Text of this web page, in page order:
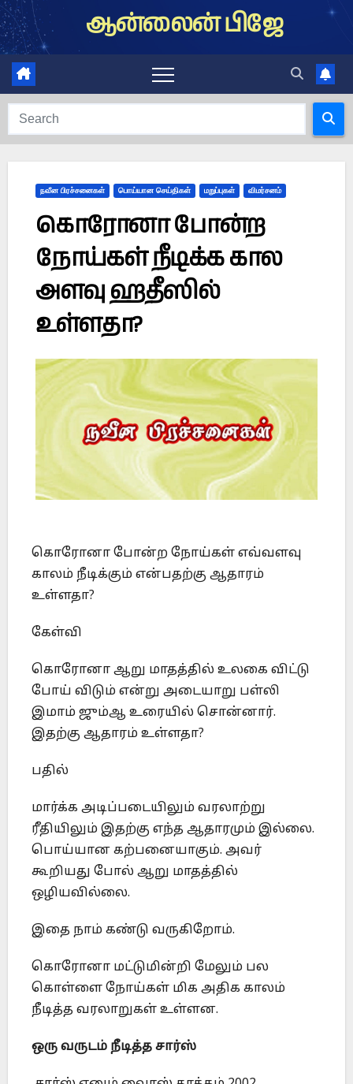
Skip
to
content
ஆன்லைன் பிஜே
நவீன பிரச்சனைகள் பொய்யான செய்திகள் மறுப்புகள் விமர்சனம்
கொரோனா போன்ற
நோய்கள் நீடிக்க கால
அளவு ஹதீஸில்
உள்ளதா?
கொரோனா போன்ற நோய்கள் எவ்வளவு
காலம் நீடிக்கும் என்பதற்கு ஆதாரம்
உள்ளதா?
கேள்வி
கொரோனா ஆறு மாதத்தில் உலகை விட்டு
போய் விடும் என்று அடையாறு பள்லி
இமாம் ஜும்ஆ உரையில் சொன்னார்.
இதற்கு ஆதாரம் உள்ளதா?
பதில்
மார்க்க அடிப்படையிலும் வரலாற்று
ரீதியிலும் இதற்கு எந்த ஆதாரமும் இல்லை.
பொய்யான கற்பனையாகும். அவர்
கூறியது போல் ஆறு மாதத்தில்
ஒழியவில்லை.
இதை நாம் கண்டு வருகிறோம்.
கொரோனா மட்டுமின்றி மேலும் பல
கொள்ளை நோய்கள் மிக அதிக காலம்
நீடித்த வரலாறுகள் உள்ளன.
ஒரு வருடம் நீடித்த சார்ஸ்